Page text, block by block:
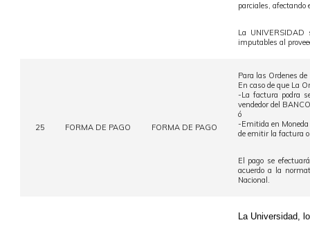
parciales, afectando
La UNIVERSIDAD
imputables al
25 FORMA DE PAGO FORMA DE PAGO
Para las Ordenes
En caso de que La
-La factura podra
vendedor del
ó
-Emitida en
de emitir la factura
El pago se
acuerdo a la
Nacional.
La Universidad,